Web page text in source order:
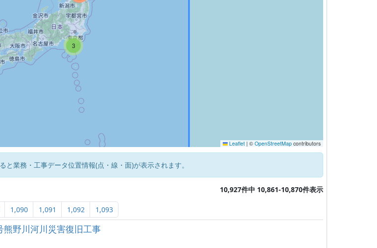
3
Leaflet | © OpenStreetMap contributors
業務・工事データ位置情報(点・線・面)が表示されます。
10,927件中 10,861-10,870件表示
1,090 1,091 1,092 1,093
野川河川災害復旧工事